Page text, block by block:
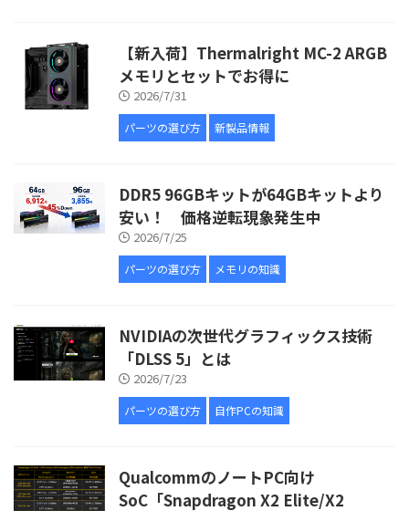
【新入荷】Thermalright MC-2 ARGB
メモリとセットでお得に
2026/7/31
パーツの選び方 新製品情報
DDR5 96GBキットが64GBキットより
安い！ 価格逆転現象発生中
2026/7/25
パーツの選び方 メモリの知識
NVIDIAの次世代グラフィックス技術
「DLSS 5」とは
2026/7/23
パーツの選び方 自作PCの知識
QualcommのノートPC向け
SoC「Snapdragon X2 Elite/X2